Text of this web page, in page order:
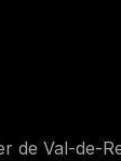
de Val-de-